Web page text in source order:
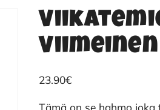
23.90€
Tämä on se hahmo joka